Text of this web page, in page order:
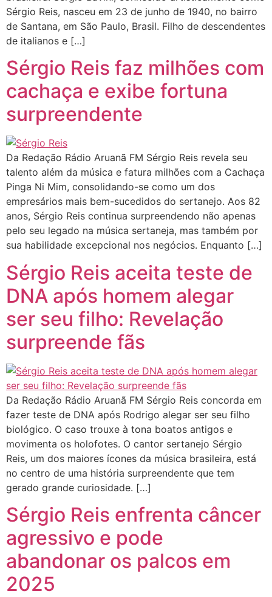
Sérgio Reis, nasceu em 23 de junho de 1940, no bairro
de Santana, em São Paulo, Brasil. Filho de descendentes
de italianos e […]
Sérgio Reis faz milhões com
cachaça e exibe fortuna
surpreendente
Da Redação Rádio Aruanã FM Sérgio Reis revela seu
talento além da música e fatura milhões com a Cachaça
Pinga Ni Mim, consolidando-se como um dos
empresários mais bem-sucedidos do sertanejo. Aos 82
anos, Sérgio Reis continua surpreendendo não apenas
pelo seu legado na música sertaneja, mas também por
sua habilidade excepcional nos negócios. Enquanto […]
Sérgio Reis aceita teste de
DNA após homem alegar
ser seu filho: Revelação
surpreende fãs
Da Redação Rádio Aruanã FM Sérgio Reis concorda em
fazer teste de DNA após Rodrigo alegar ser seu filho
biológico. O caso trouxe à tona boatos antigos e
movimenta os holofotes. O cantor sertanejo Sérgio
Reis, um dos maiores ícones da música brasileira, está
no centro de uma história surpreendente que tem
gerado grande curiosidade. […]
Sérgio Reis enfrenta câncer
agressivo e pode
abandonar os palcos em
2025